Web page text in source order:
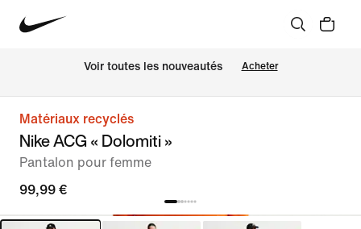
Voir toutes les nouveautés Acheter
Matériaux recyclés
Nike ACG « Dolomiti »
Pantalon pour femme
99,99 €